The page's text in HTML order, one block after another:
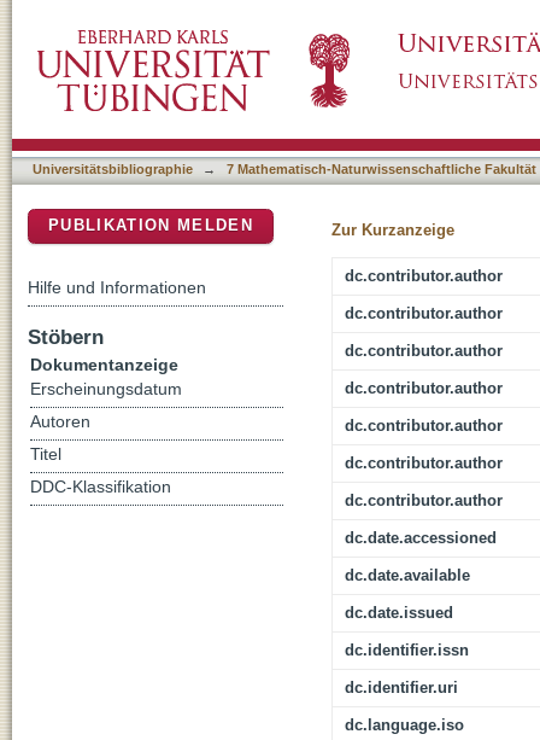
Universitätsbibliographie → 7 Mathematisch-Naturwissenschaftliche Fakultät
Zur Kurzanzeige
dc.contributor.author
dc.contributor.author
dc.contributor.author
dc.contributor.author
dc.contributor.author
dc.contributor.author
dc.contributor.author
dc.date.accessioned
dc.date.available
dc.date.issued
dc.identifier.issn
dc.identifier.uri
dc.language.iso
PUBLIKATION MELDEN
Hilfe und Informationen
Stöbern
Dokumentanzeige
Erscheinungsdatum
Autoren
Titel
DDC-Klassifikation